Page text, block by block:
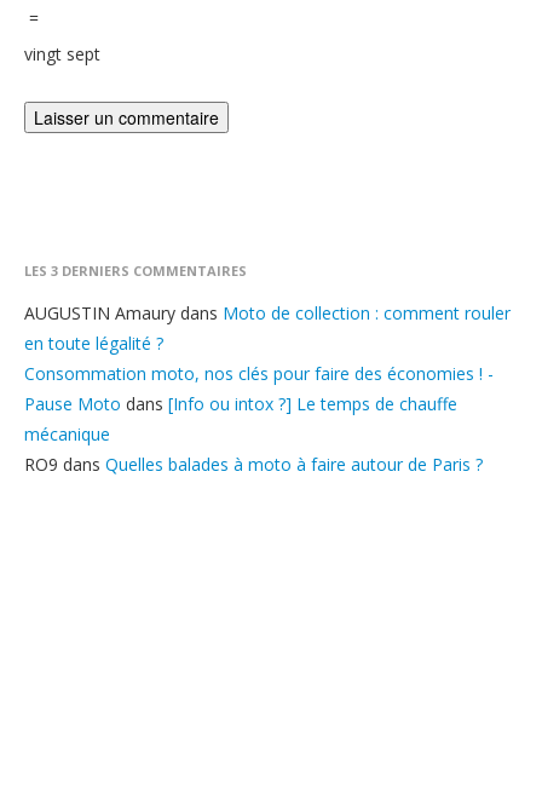
=
vingt sept
LES 3 DERNIERS COMMENTAIRES
AUGUSTIN Amaury dans Moto de collection : comment rouler
en toute légalité ?
Consommation moto, nos clés pour faire des économies ! -
Pause Moto dans [Info ou intox ?] Le temps de chauffe
mécanique
RO9 dans Quelles balades à moto à faire autour de Paris ?